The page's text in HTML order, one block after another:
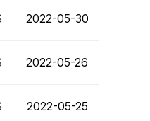
2022-05-30
2022-05-26
2022-05-25